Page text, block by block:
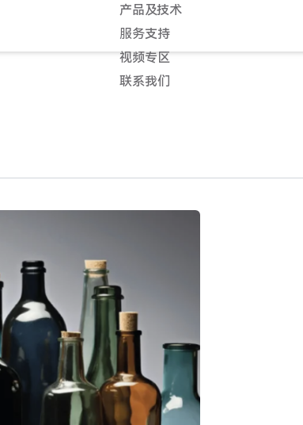
产品及技术
服务支持
视频专区
联系我们